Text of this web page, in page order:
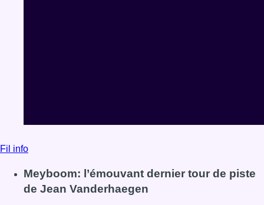
Fil info
Meyboom: l’émouvant dernier tour de piste
de Jean Vanderhaegen